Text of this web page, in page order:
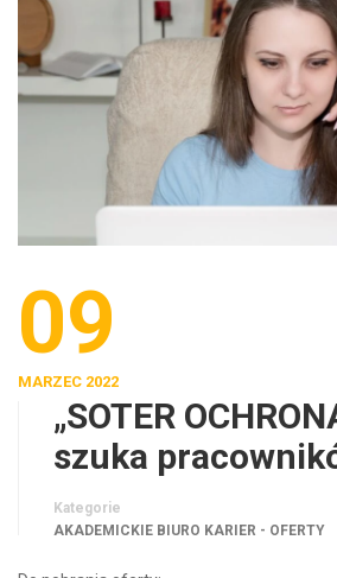
09
MARZEC 2022
„SOTER
szuka
Kategorie
AKADEMICKIE BIURO KARIER - OFERTY